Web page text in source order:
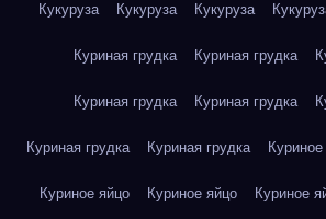
Кукуруза Кукуруза Кукуруза
Куриная грудка Куриная грудка
Куриная грудка Куриная грудка
Куриная грудка Куриная грудка
Куриное яйцо Куриное яйцо Куриное